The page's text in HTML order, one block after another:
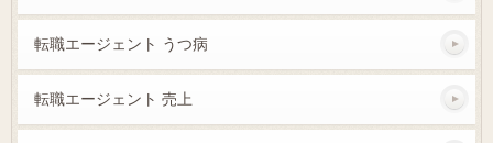
転職エージェント うつ病
転職エージェント 売上